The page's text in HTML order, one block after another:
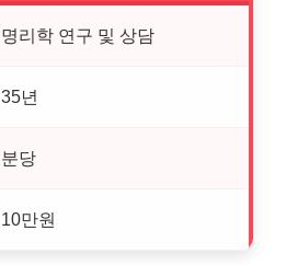
명리학 연구 및 상담
35년
분당
10만원